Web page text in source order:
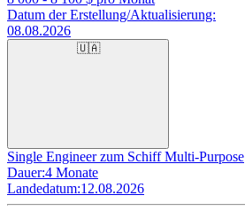
Datum der Erstellung/Aktualisierung:
08.08.2026
🇺🇦
Single Engineer zum Schiff Multi-Purpose
Dauer:4 Monate
Landedatum:12.08.2026